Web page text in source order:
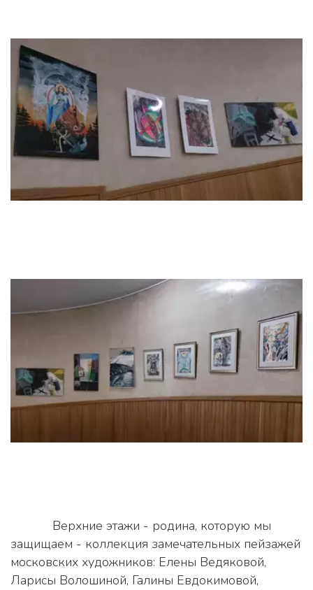
защищаем - коллекция замечательных пейзажей
московских художников: Елены Ведяковой,
Ларисы Волошиной, Галины Евдокимовой,